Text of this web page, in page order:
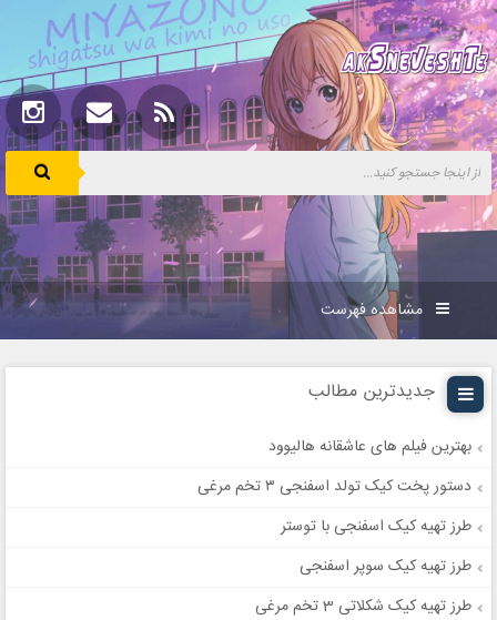
مشاهده فهرست
جدیدترین مطالب
بهترین فیلم های عاشقانه هالیوود
دستور پخت کیک تولد اسفنجی ۳ تخم مرغی
طرز تهیه کیک اسفنجی با توستر
طرز تهیه کیک سوپر اسفنجی
طرز تهیه کیک شکلاتی 3 تخم مرغی